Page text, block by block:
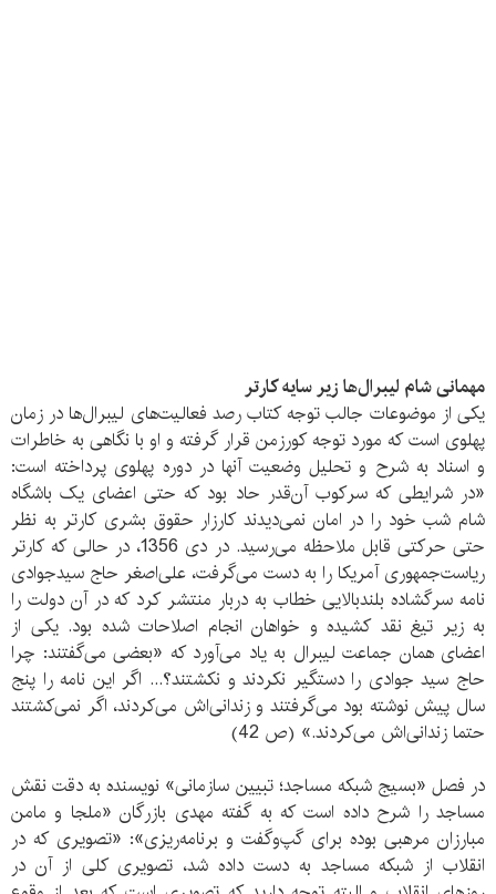
مهمانی شام لیبرال‌ها زیر سایه کارتر
یکی از موضوعات جالب توجه کتاب رصد فعالیت‌های لیبرال‌ها در زمان
پهلوی است که مورد توجه کورزمن قرار گرفته و او با نگاهی به خاطرات
و اسناد به شرح و تحلیل وضعیت آنها در دوره پهلوی پرداخته است:
«در شرایطی که سرکوب آن‌قدر حاد بود که حتی اعضای یک باشگاه
شام شب خود را در امان نمی‌دیدند کارزار حقوق بشری کارتر به نظر
حتی حرکتی قابل ملاحظه می‌رسید. در دی 1356، در حالی که کارتر
ریاست‌جمهوری آمریکا را به دست می‌گرفت، علی‌اصغر حاج سیدجوادی
نامه سرگشاده بلندبالایی خطاب به دربار منتشر کرد که در آن دولت را
به زیر تیغ نقد کشیده و خواهان انجام اصلاحات شده بود. یکی از
اعضای همان جماعت لیبرال به یاد می‌آورد که «بعضی می‌گفتند: چرا
حاج سید جوادی را دستگیر نکردند و نکشتند؟... اگر این نامه را پنج
سال پیش نوشته بود می‌گرفتند و زندانی‌اش می‌کردند، اگر نمی‌کشتند
حتما زندانی‌اش می‌کردند.» (ص 42)
در فصل «بسیج شبکه مساجد؛ تبیین سازمانی» نویسنده به دقت نقش
مساجد را شرح داده است که به گفته مهدی بازرگان «ملجا و مامن
مبارزان مرهبی بوده برای گپ‌وگفت و برنامه‌ریزی»: «تصویری که در
انقلاب از شبکه مساجد به دست داده شد، تصویری کلی از آن در